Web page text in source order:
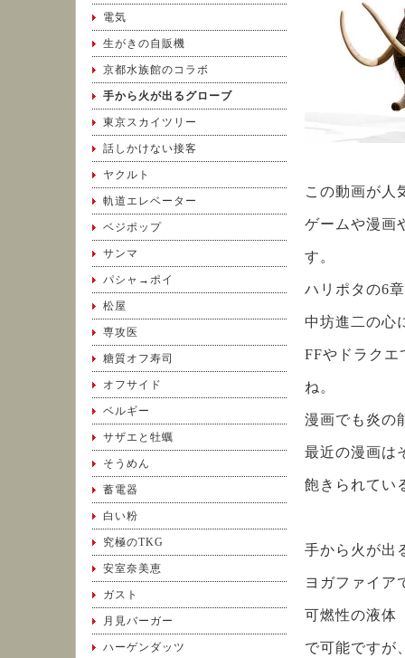
この動画が人
ゲームや漫画
す。
ハリポタの6
中坊進二の心
FFやドラクエ
ね。
漫画でも炎の
最近の漫画は
飽きられてい
手から火が出
ヨガファイア
可燃性の液体
で可能ですが
電気
生がきの自販機
京都水族館のコラボ
手から火が出るグローブ
東京スカイツリー
話しかけない接客
ヤクルト
軌道エレベーター
ベジポップ
サンマ
パシャ→ポイ
松屋
専攻医
糖質オフ寿司
オフサイド
ベルギー
サザエと牡蠣
そうめん
蓄電器
白い粉
究極のTKG
安室奈美恵
ガスト
月見バーガー
ハーゲンダッツ